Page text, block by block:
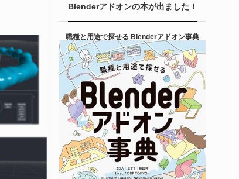
アセット
Utilities | ブループリントライブラリ
タス...
による「Directive Utilities」はブループリントライ
ディタスクリプト API の機能不足を補うオープンソー
Engine プラグインです。FabとGithub上で無料公開さ
Blenderアドオンの本が出ました！
職種と用途で探せる Blenderアドオン事典